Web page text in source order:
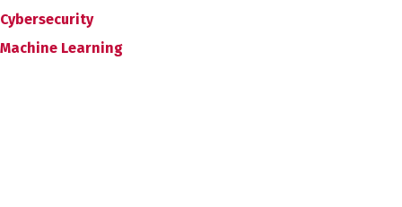
Cybersecurity
Machine Learning